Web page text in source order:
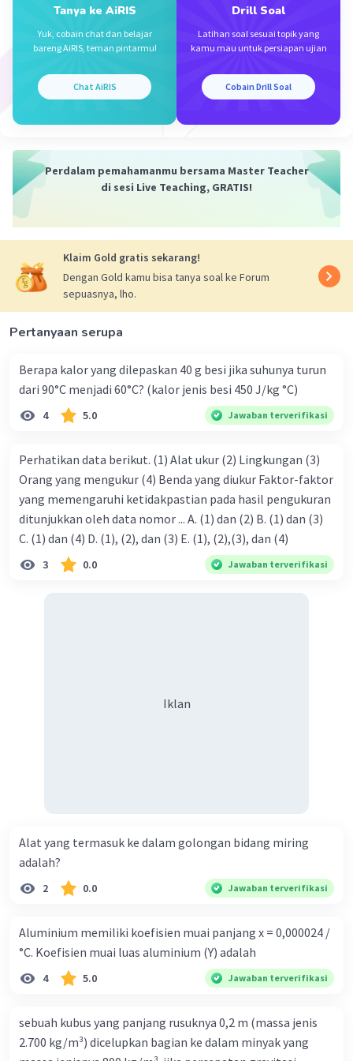
Keterangan :
0,01 adalah tingkat ketelitian skala nonius
Tanya ke AiRIS
Yuk, cobain chat dan belajar
bareng AiRIS, teman pintarmu!
Chat AiRIS
Drill Soal
Latihan soal sesuai topik yang
kamu mau untuk persiapan ujian
Cobain Drill Soal
Perdalam pemahamanmu bersama Master Teacher
di sesi Live Teaching, GRATIS!
Klaim Gold gratis sekarang!
Dengan Gold kamu bisa tanya soal ke Forum
sepuasnya, lho.
Pertanyaan serupa
Berapa kalor yang dilepaskan 40 g besi jika suhunya turun
dari 90°C menjadi 60°C? (kalor jenis besi 450 J/kg °C)
4 5.0 Jawaban terverifikasi
Perhatikan data berikut. (1) Alat ukur (2) Lingkungan (3)
Orang yang mengukur (4) Benda yang diukur Faktor-faktor
yang memengaruhi ketidakpastian pada hasil pengukuran
ditunjukkan oleh data nomor ... A. (1) dan (2) B. (1) dan (3)
C. (1) dan (4) D. (1), (2), dan (3) E. (1), (2),(3), dan (4)
3 0.0 Jawaban terverifikasi
Iklan
Alat yang termasuk ke dalam golongan bidang miring
adalah?
2 0.0 Jawaban terverifikasi
Aluminium memiliki koefisien muai panjang x = 0,000024 /
°C. Koefisien muai luas aluminium (Y) adalah
4 5.0 Jawaban terverifikasi
sebuah kubus yang panjang rusuknya 0,2 m (massa jenis
2.700 kg/m³) dicelupkan bagian ke dalam minyak yang